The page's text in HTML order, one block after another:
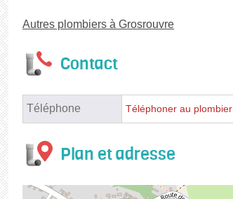
Autres plombiers à Grosrouvre
Contact
Téléphone Téléphoner au plombier
Plan et adresse